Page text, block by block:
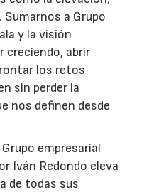
Sumarnos a Grupo
y la visión
creciendo, abrir
los retos
sin perder la
nos definen desde
empresarial
Iván Redondo eleva
de todas sus